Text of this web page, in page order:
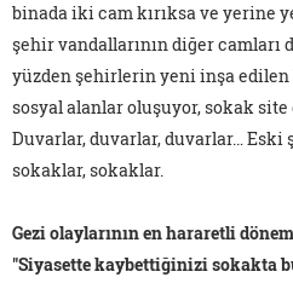
binada iki cam kırıksa ve yerine
şehir vandallarının diğer
yüzden şehirlerin yeni inşa edilen
sosyal alanlar oluşuyor, sokak site
Duvarlar, duvarlar, duvarlar… Eski
sokaklar, sokaklar.
Gezi olaylarının en hararetli
"Siyasette kaybettiğinizi sokakta